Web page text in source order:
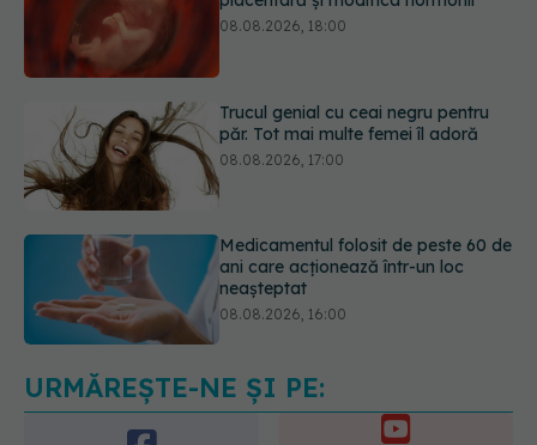
Trucul genial cu ceai negru pentru
păr. Tot mai multe femei îl adoră
Medicamentul folosit de peste 60 de
ani care acționează într-un loc
Transpirații nocturne: semnul ignorat
care poate ascunde probleme
serioase de sănătate
URMĂREȘTE-NE ȘI PE: